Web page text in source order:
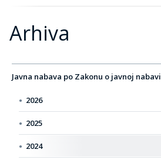
Arhiva
Javna nabava po Zakonu o javnoj nabavi
2026
2025
2024